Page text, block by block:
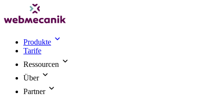
Produkte
Tarife
Ressourcen
Über
Partner